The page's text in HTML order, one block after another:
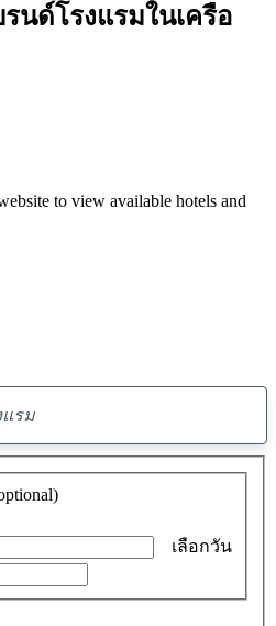
นด์โรงแรมในเครือ
to view available hotels and
พบ
ข้อ
เสนอ
0
เลือกวัน